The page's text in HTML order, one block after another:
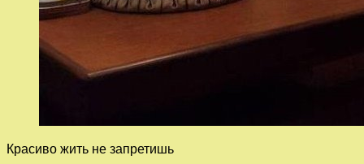
Красиво жить не запретишь